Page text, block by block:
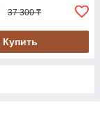
37 300 ₸
Купить